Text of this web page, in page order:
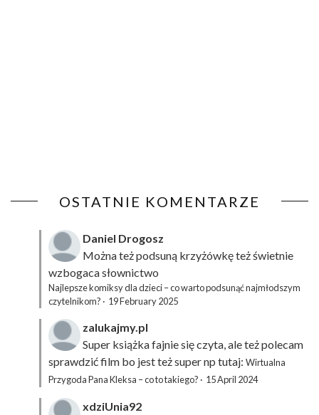
OSTATNIE KOMENTARZE
Daniel Drogosz
Można też podsuną krzyżówkęteż świetnie
wzbogaca słownictwo
Najlepsze komiksy dla dzieci – co warto podsunąć najmłodszym
czytelnikom? · 19 February 2025
zalukajmy.pl
Super książka fajnie się czyta, ale też polecam
sprawdzić film bo jest też super np tutaj: Wirtualna
Przygoda Pana Kleksa – co to takiego? · 15 April 2024
xdziUnia92